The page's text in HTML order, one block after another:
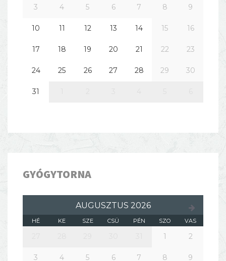
3 4 5 6 7 8 9
10 11 12 13 14 15 16
17 18 19 20 21 22 23
24 25 26 27 28 29 30
31
GYÓGYTORNA
AUGUSZTUS 2026
HÉ KE SZE CSÜ PÉN SZO VAS
1 2
3 4 5 6 7 8 9